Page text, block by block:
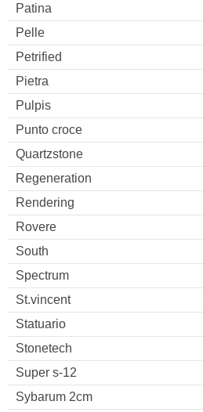
Patina
Pelle
Petrified
Pietra
Pulpis
Punto croce
Quartzstone
Regeneration
Rendering
Rovere
South
Spectrum
St.vincent
Statuario
Stonetech
Super s-12
Sybarum 2cm